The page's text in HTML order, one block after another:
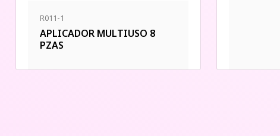
R011-1
APLICADOR MULTIUSO 8
PZAS